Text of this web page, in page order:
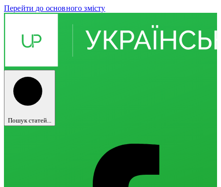
Перейти до основного змісту
Пошук статей...